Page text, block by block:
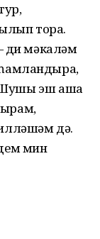
тора.
ди мәкаләм
Шушы эш аша
дә.
мин